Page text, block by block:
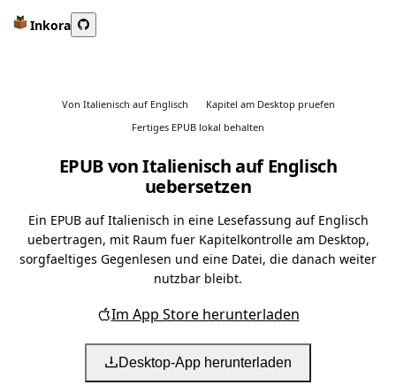
Inkora
Von Italienisch auf Englisch
Kapitel am Desktop pruefen
Fertiges EPUB lokal behalten
EPUB von Italienisch auf Englisch
uebersetzen
Ein EPUB auf Italienisch in eine Lesefassung auf Englisch
uebertragen, mit Raum fuer Kapitelkontrolle am Desktop,
sorgfaeltiges Gegenlesen und eine Datei, die danach weiter
nutzbar bleibt.
Im App Store herunterladen
Desktop-App herunterladen